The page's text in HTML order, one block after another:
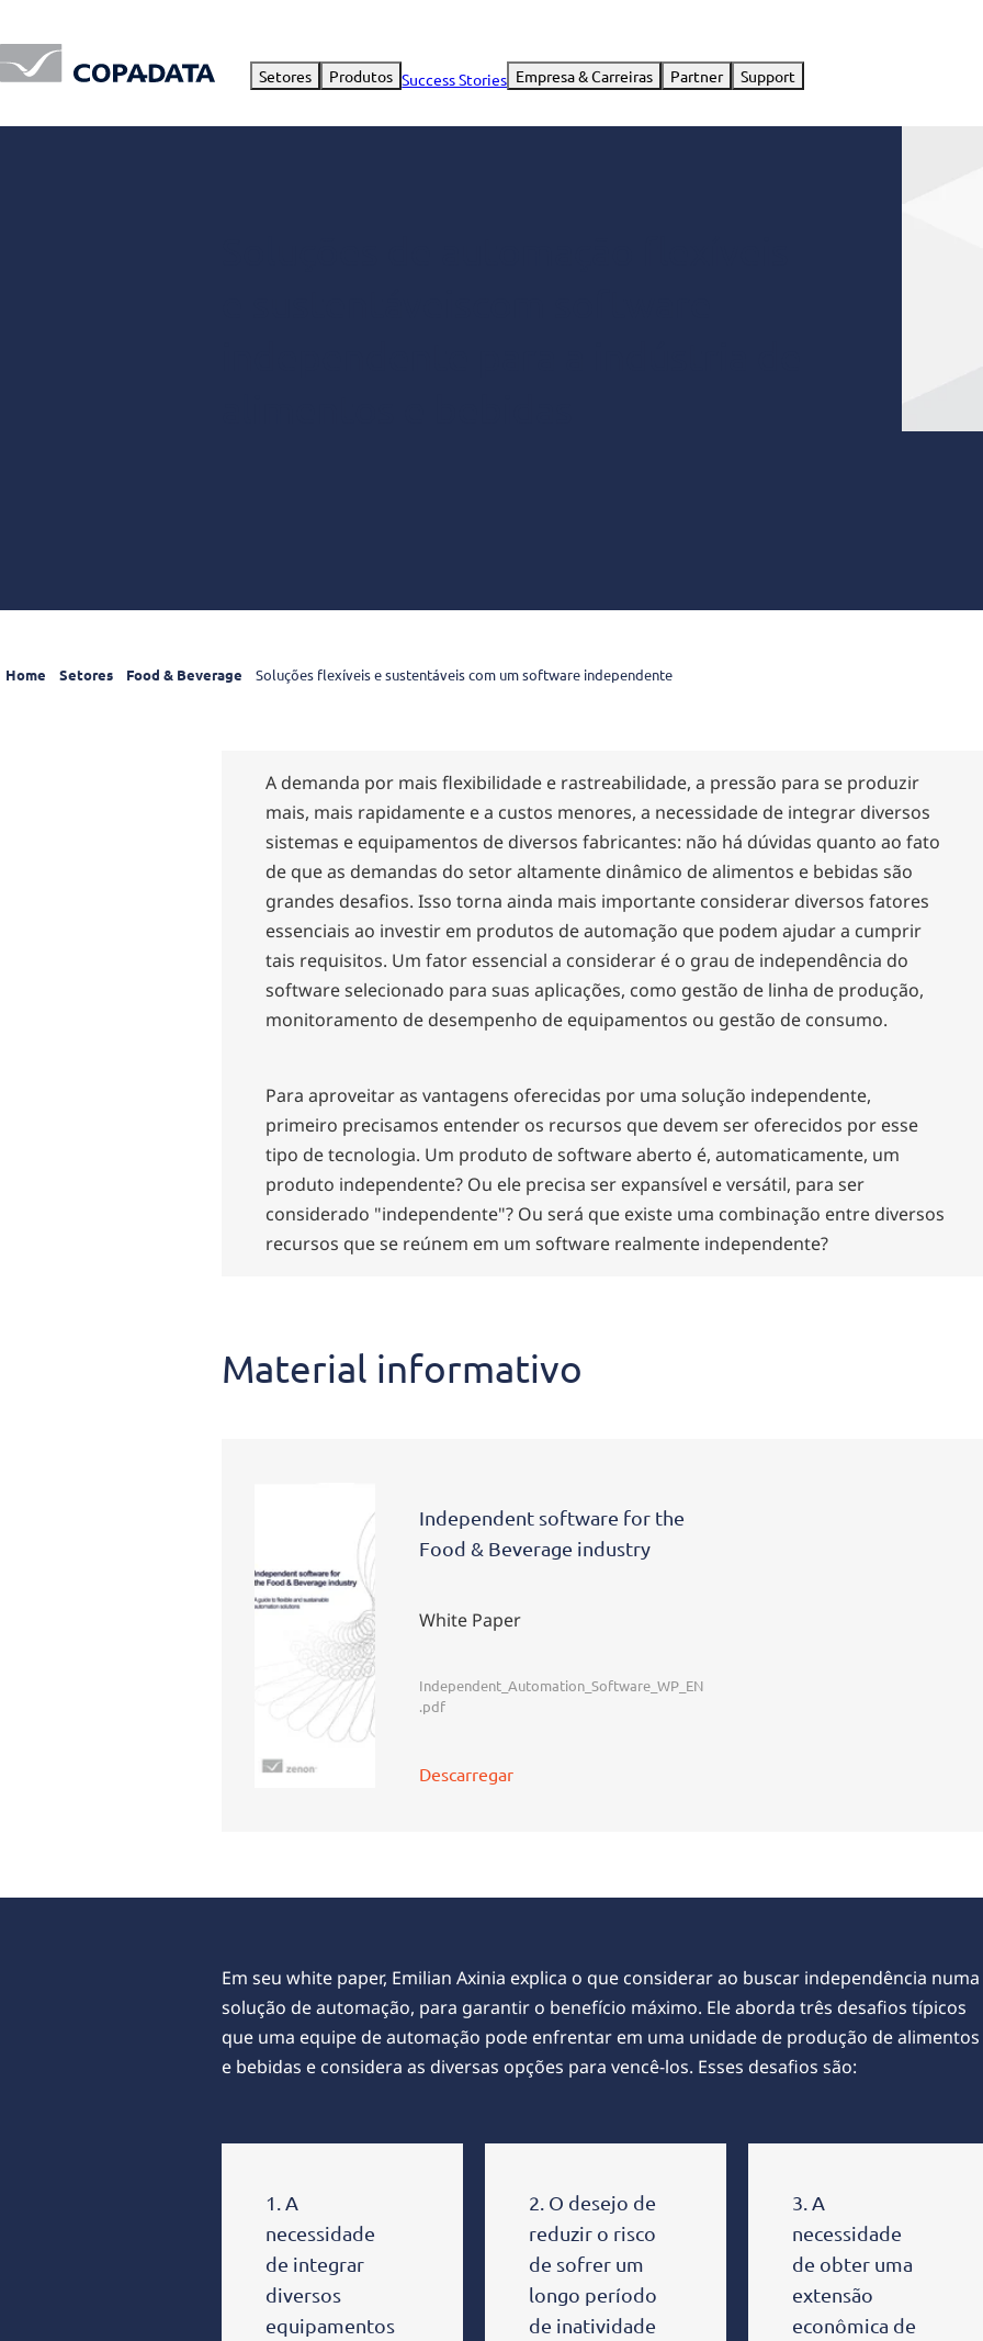
Setores Produtos Success Stories Empresa & Carreiras Partner Support
Home Setores Food & Beverage Soluções flexíveis e sustentáveis com um software independente
A demanda por mais flexibilidade e rastreabilidade, a pressão para se produzir
mais, mais rapidamente e a custos menores, a necessidade de integrar diversos
sistemas e equipamentos de diversos fabricantes: não há dúvidas quanto ao fato
de que as demandas do setor altamente dinâmico de alimentos e bebidas são
grandes desafios. Isso torna ainda mais importante considerar diversos fatores
essenciais ao investir em produtos de automação que podem ajudar a cumprir
tais requisitos. Um fator essencial a considerar é o grau de independência do
software selecionado para suas aplicações, como gestão de linha de produção,
monitoramento de desempenho de equipamentos ou gestão de consumo.
Para aproveitar as vantagens oferecidas por uma solução independente,
primeiro precisamos entender os recursos que devem ser oferecidos por esse
tipo de tecnologia. Um produto de software aberto é, automaticamente, um
produto independente? Ou ele precisa ser expansível e versátil, para ser
considerado "independente"? Ou será que existe uma combinação entre diversos
recursos que se reúnem em um software realmente independente?
Material informativo
Independent software for the
Food & Beverage industry
White Paper
Independent_Automation_Software_WP_EN
.pdf
Descarregar
Em seu white paper, Emilian Axinia explica o que considerar ao buscar independência numa
solução de automação, para garantir o benefício máximo. Ele aborda três desafios típicos
que uma equipe de automação pode enfrentar em uma unidade de produção de alimentos
e bebidas e considera as diversas opções para vencê-los. Esses desafios são:
1. A
necessidade
de integrar
diversos
equipamentos
2. O desejo de
reduzir o risco
de sofrer um
longo período
de inatividade
3. A
necessidade
de obter uma
extensão
econômica de